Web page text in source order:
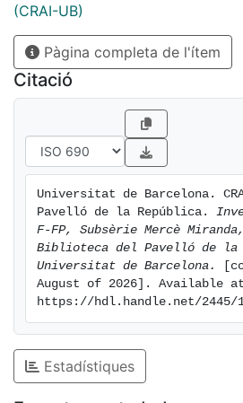
(CRAI-UB)
Pàgina completa de l'ítem
Citació
Universitat de Barcelona.
Pavelló de la República.
F-FP, Subsèrie Mercè
Biblioteca del Pavelló de la
Universitat de Barcelona.
August of 2026]. Available
https://hdl.handle.net/2445/
Estadístiques